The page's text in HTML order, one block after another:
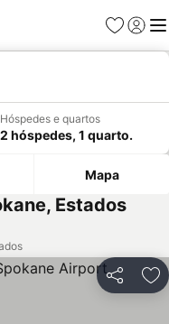
Favoritos
Iniciar
Hóspedes e quartos
2 hóspedes, 1 quarto.
Mapa
Estados
Partilhar